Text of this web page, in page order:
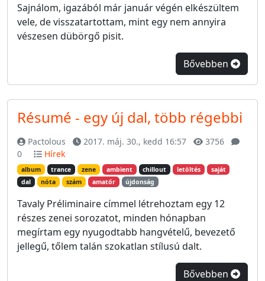
Sajnálom, igazából már január végén elkészültem
vele, de visszatartottam, mint egy nem annyira
vészesen dübörgő pisit.
Bővebben
Résumé - egy új dal, több régebbi
Pactolous 2017. máj. 30., kedd 16:57
3756
0
Hírek
album trance zene ambient chillout letöltés
saját
dal
nóta szám amatőr újdonság
Tavaly Préliminaire címmel létrehoztam egy 12
részes zenei sorozatot, minden hónapban
megírtam egy nyugodtabb hangvételű, bevezető
jellegű, tőlem talán szokatlan stílusú dalt.
Bővebben